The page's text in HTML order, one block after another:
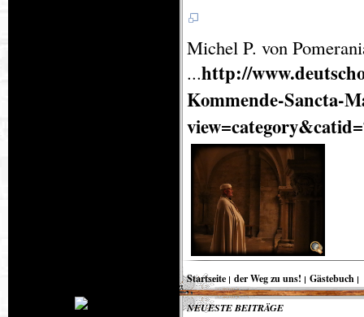
Michel P. von
...http://
Kommende-Sancta-
Startseite der Weg zu uns! Gästebuch
NEUESTE BEITRÄGE